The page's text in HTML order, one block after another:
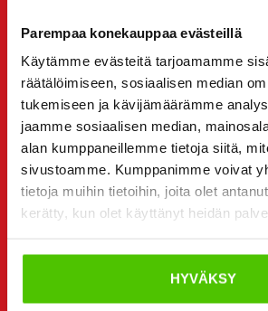
Parempaa konekauppaa evästeillä
Käytämme evästeitä tarjoamamme
räätälöimiseen, sosiaalisen median
tukemiseen ja kävijämäärämme
jaamme sosiaalisen median,
alan kumppaneillemme tietoja siitä,
sivustoamme. Kumppanimme voivat
tietoja muihin tietoihin, joita olet
kerätty, kun olet käyttänyt heidän
HYVÄKSY
Yrityksen nimi
Ilman välilyöntejä (esim. +358401234567)
Sähköposti(Pakollinen)